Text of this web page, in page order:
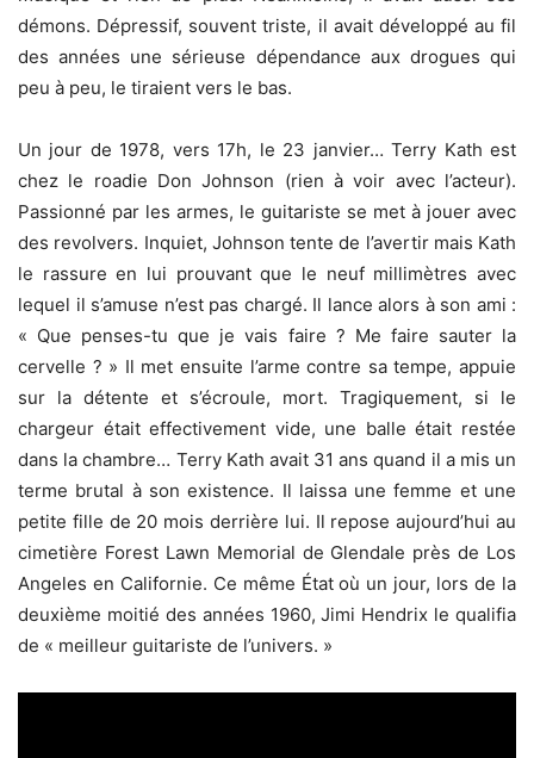
démons. Dépressif, souvent triste, il avait développé au fil
des années une sérieuse dépendance aux drogues qui
peu à peu, le tiraient vers le bas.
Un jour de 1978, vers 17h, le 23 janvier… Terry Kath est
chez le roadie Don Johnson (rien à voir avec l’acteur).
Passionné par les armes, le guitariste se met à jouer avec
des revolvers. Inquiet, Johnson tente de l’avertir mais Kath
le rassure en lui prouvant que le neuf millimètres avec
lequel il s’amuse n’est pas chargé. Il lance alors à son ami :
« Que penses-tu que je vais faire ? Me faire sauter la
cervelle ? » Il met ensuite l’arme contre sa tempe, appuie
sur la détente et s’écroule, mort. Tragiquement, si le
chargeur était effectivement vide, une balle était restée
dans la chambre… Terry Kath avait 31 ans quand il a mis un
terme brutal à son existence. Il laissa une femme et une
petite fille de 20 mois derrière lui. Il repose aujourd’hui au
cimetière Forest Lawn Memorial de Glendale près de Los
Angeles en Californie. Ce même État où un jour, lors de la
deuxième moitié des années 1960, Jimi Hendrix le qualifia
de « meilleur guitariste de l’univers. »